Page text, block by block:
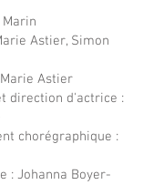
Astier, Simon
Astier
direction d'actrice :
chorégraphique :
: Johanna Boyer-